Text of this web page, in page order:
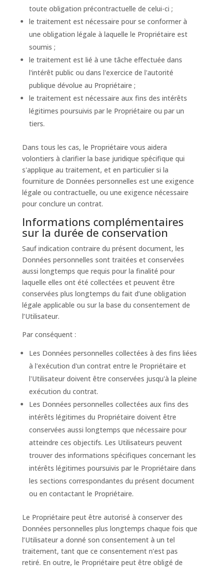
toute obligation précontractuelle de celui-ci ;
le traitement est nécessaire pour se conformer à
une obligation légale à laquelle le Propriétaire est
soumis ;
le traitement est lié à une tâche effectuée dans
l'intérêt public ou dans l'exercice de l'autorité
publique dévolue au Propriétaire ;
le traitement est nécessaire aux fins des intérêts
légitimes poursuivis par le Propriétaire ou par un
tiers.
Dans tous les cas, le Propriétaire vous aidera
volontiers à clarifier la base juridique spécifique qui
s'applique au traitement, et en particulier si la
fourniture de Données personnelles est une exigence
légale ou contractuelle, ou une exigence nécessaire
pour conclure un contrat.
Informations complémentaires
sur la durée de conservation
Sauf indication contraire du présent document, les
Données personnelles sont traitées et conservées
aussi longtemps que requis pour la finalité pour
laquelle elles ont été collectées et peuvent être
conservées plus longtemps du fait d’une obligation
légale applicable ou sur la base du consentement de
l’Utilisateur.
Par conséquent :
Les Données personnelles collectées à des fins liées
à l'exécution d'un contrat entre le Propriétaire et
l'Utilisateur doivent être conservées jusqu'à la pleine
exécution du contrat.
Les Données personnelles collectées aux fins des
intérêts légitimes du Propriétaire doivent être
conservées aussi longtemps que nécessaire pour
atteindre ces objectifs. Les Utilisateurs peuvent
trouver des informations spécifiques concernant les
intérêts légitimes poursuivis par le Propriétaire dans
les sections correspondantes du présent document
ou en contactant le Propriétaire.
Le Propriétaire peut être autorisé à conserver des
Données personnelles plus longtemps chaque fois que
l’Utilisateur a donné son consentement à un tel
traitement, tant que ce consentement n’est pas
retiré. En outre, le Propriétaire peut être obligé de